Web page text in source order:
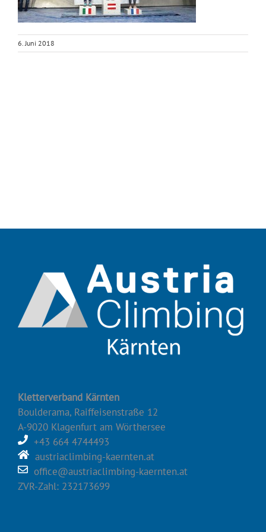
6. Juni 2018
Kletterverband Kärnten
Boulderama, Raiffeisenstraße 12
A-9020 Klagenfurt am Wörthersee
+43 664 4744493
austriaclimbing-kaernten.at
office@austriaclimbing-kaernten.at
ZVR-Zahl: 232173699